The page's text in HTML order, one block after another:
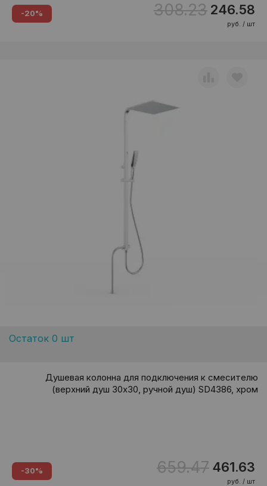
-20% 308.23 246.58
руб. / шт
Остаток 0 шт
Душевая колонна для подключения к смесителю
(верхний душ 30х30, ручной душ) SD4386, хром
-30% 659.47 461.63
руб. / шт